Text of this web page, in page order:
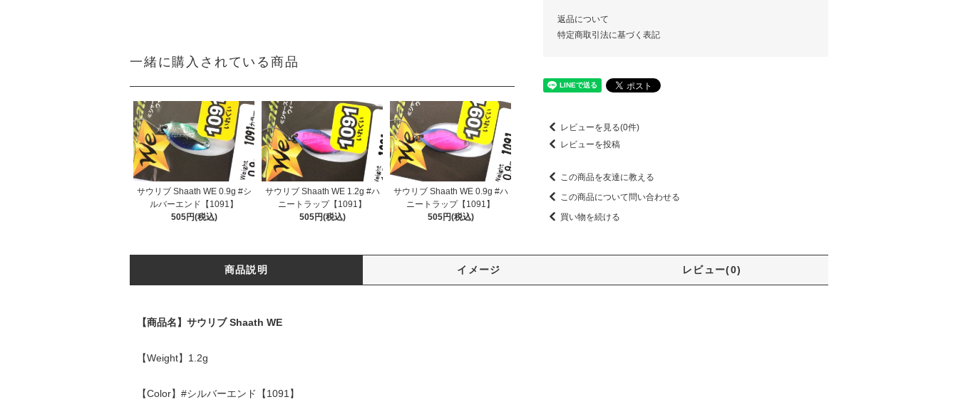
一緒に購入されている商品
サウリブ Shaath WE 0.9g #シ
ルバーエンド【1091】
505円(税込)
サウリブ Shaath WE 1.2g #ハ
ニートラップ【1091】
505円(税込)
サウリブ Shaath WE 0.9g #ハ
ニートラップ【1091】
505円(税込)
返品について
特定商取引法に基づく表記
レビューを見る(0件)
レビューを投稿
この商品を友達に教える
この商品について問い合わせる
買い物を続ける
商品説明 イメージ レビュー(0)
【商品名】サウリブ Shaath WE
【Weight】1.2g
【Color】#シルバーエンド【1091】